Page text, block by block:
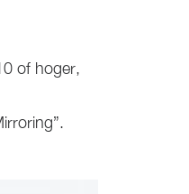
of hoger,